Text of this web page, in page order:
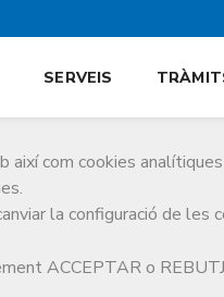
com cookies
la configuració de les
ACCEPTAR o
SERVEIS
Ajut econòmic puntual